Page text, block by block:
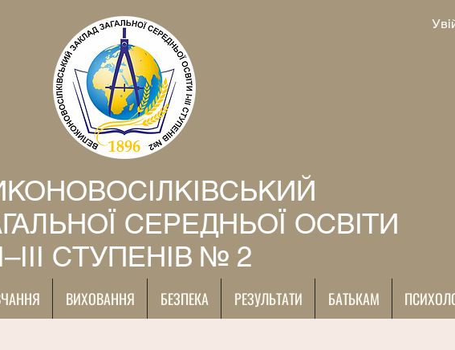
СЕРЕДНЬОЇ ОСВІТИ
І–ІІІ СТУПЕНІВ № 2
ВИХОВАННЯ БЕЗПЕКА РЕЗУЛЬТАТИ БАТЬКАМ